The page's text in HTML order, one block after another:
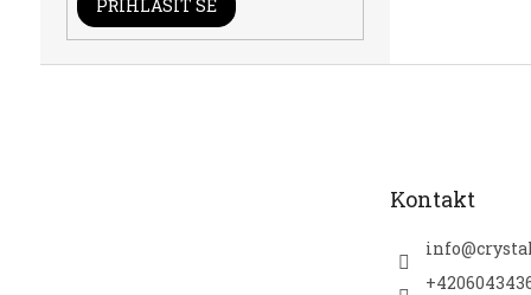
PŘIHLÁSIT SE
Kontakt
info@